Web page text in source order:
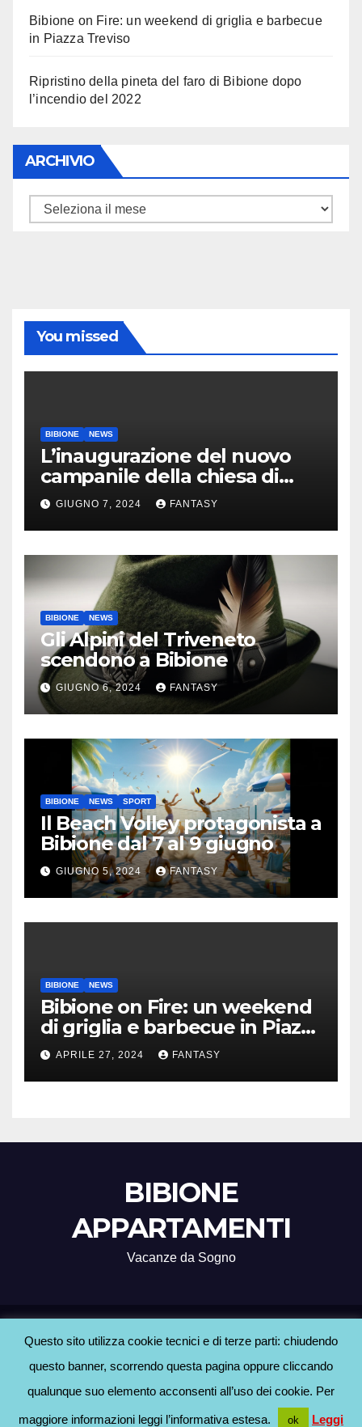
Bibione on Fire: un weekend di griglia e barbecue
in Piazza Treviso
Ripristino della pineta del faro di Bibione dopo
l’incendio del 2022
ARCHIVIO
ARCHIVIO
You missed
BIBIONE NEWS
L’inaugurazione del nuovo
campanile della chiesa di
Santa Maria Assunta di
Bibione
GIUGNO 7, 2024 FANTASY
BIBIONE NEWS
Gli Alpini del Triveneto
scendono a Bibione
GIUGNO 6, 2024 FANTASY
BIBIONE NEWS SPORT
Il Beach Volley protagonista a
Bibione dal 7 al 9 giugno
GIUGNO 5, 2024 FANTASY
BIBIONE NEWS
Bibione on Fire: un weekend
di griglia e barbecue in Piazza
Treviso
APRILE 27, 2024 FANTASY
BIBIONE
APPARTAMENTI
Vacanze da Sogno
Proudly powered by WordPress Tema: Newsup di Themeansar .
HomeAgenzie BibioneBLOGContattiHotel a BibioneInformativa Cookie
Questo sito utilizza cookie tecnici e di terze parti: chiudendo
questo banner, scorrendo questa pagina oppure cliccando
qualunque suo elemento acconsenti all’uso dei cookie. Per
maggiore informazioni leggi l’informativa estesa. ok Leggi